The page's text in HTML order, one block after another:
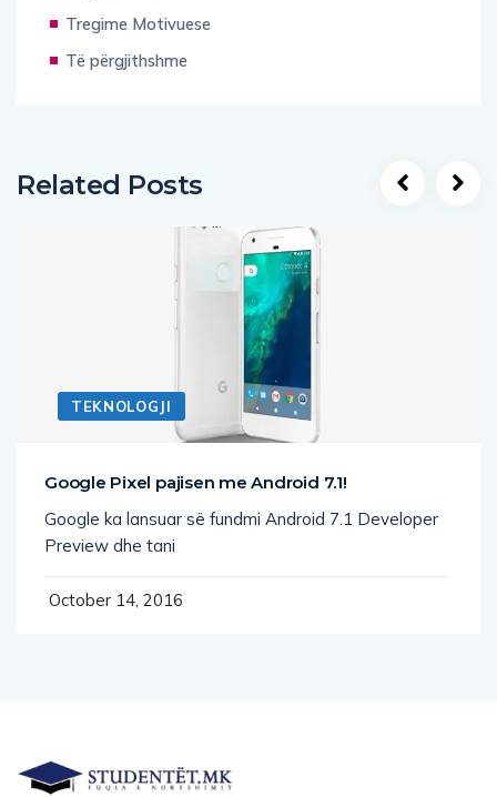
Tregime Motivuese
Të përgjithshme
Related Posts
TEKNOLOGJI
Google Pixel pajisen me Android 7.1!
Google ka lansuar së fundmi Android 7.1 Developer
Preview dhe tani
October 14, 2016